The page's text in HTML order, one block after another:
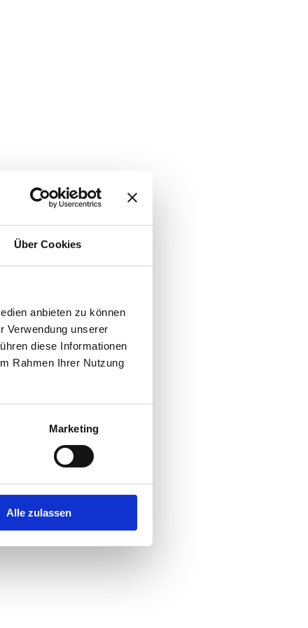
Über Cookies
anbieten zu können
Verwendung unserer
diese Informationen
Rahmen Ihrer Nutzung
Marketing
Alle zulassen
for more information).